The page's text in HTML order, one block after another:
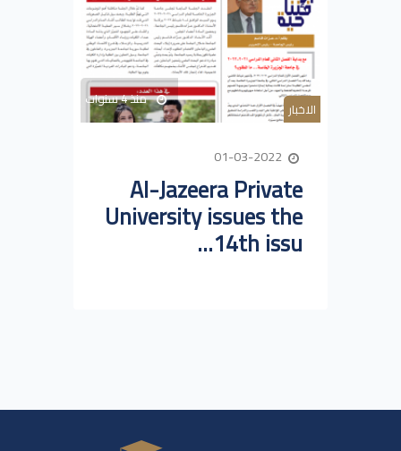
الاخبار منذ 4 سنوات
Al-Jazeera Private
University issues the
14th issu...